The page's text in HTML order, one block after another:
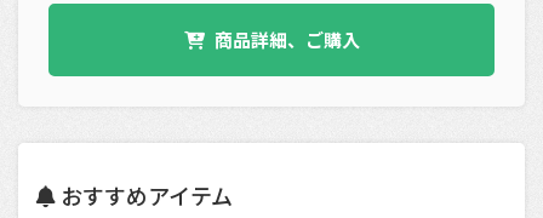
商品詳細、ご購入
おすすめアイテム